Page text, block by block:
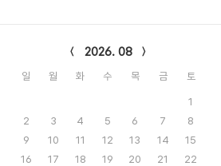
2026. 08
일 월 화 수 목 금 토
1
2
3 4 5 6 7
8
9
10 11 12 13 14
15
16
17 18 19 20 21
22